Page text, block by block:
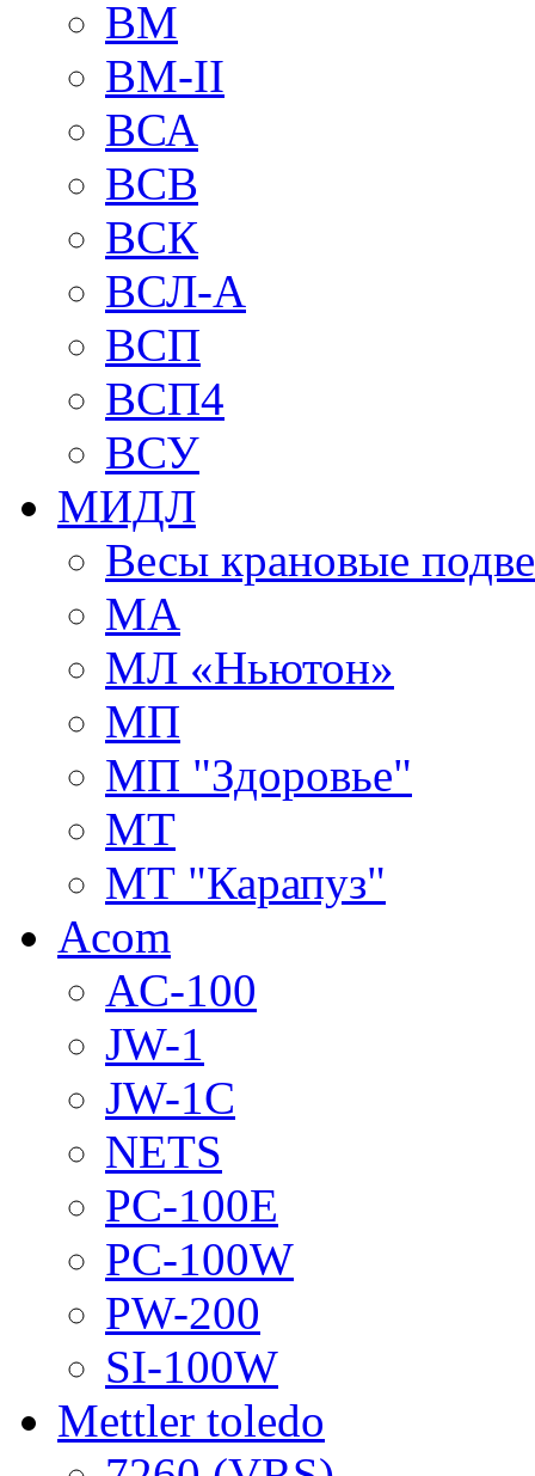
BM
BM-II
ВСА
ВСВ
ВСК
ВСЛ-А
ВСП
ВСП4
ВСУ
МИДЛ
Весы крановые
МА
МЛ «Ньютон»
МП
МП "Здоровье"
МТ
МТ "Карапуз"
Acom
AC-100
JW-1
JW-1C
NETS
PC-100E
PC-100W
PW-200
SI-100W
Mettler toledo